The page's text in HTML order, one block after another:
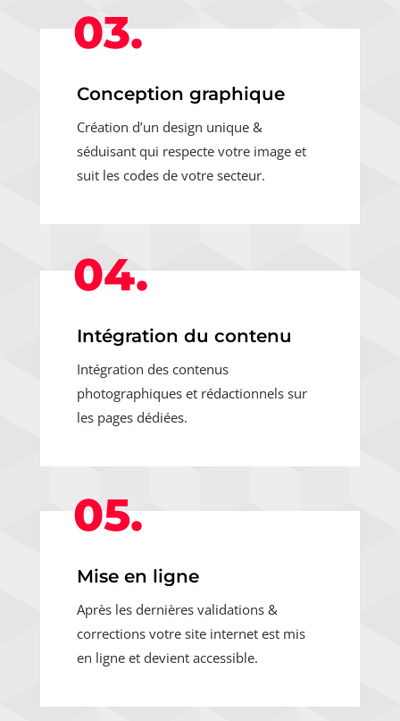
03.
Conception graphique
Création d’un design unique &
séduisant qui respecte votre image et
suit les codes de votre secteur.
04.
Intégration du contenu
Intégration des contenus
photographiques et rédactionnels sur
les pages dédiées.
05.
Mise en ligne
Après les dernières validations &
corrections votre site internet est mis
en ligne et devient accessible.